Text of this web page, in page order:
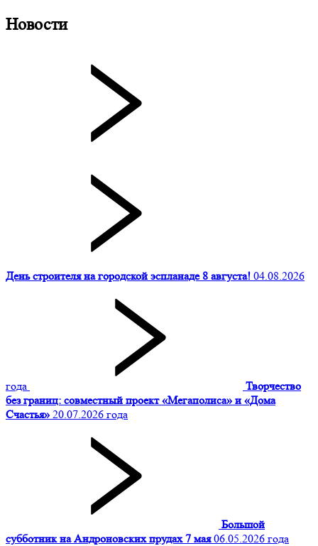
Новости
День строителя на городской эспланаде 8 августа! 04.08.2026
года
Творчество
без границ: совместный проект «Мегаполиса» и «Дома
Счастья» 20.07.2026 года
Большой
субботник на Андроновских прудах 7 мая 06.05.2026 года